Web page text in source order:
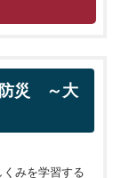
防災 ～大
みを学習する